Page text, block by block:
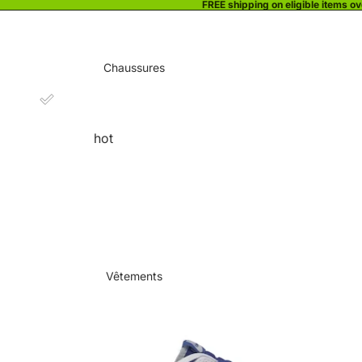
FREE shipping on eligible items
Chaussures
hot
Vêtements